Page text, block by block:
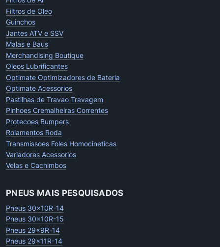
Filtros de Oleo
Guinchos
Jantes ATV e SSV
Malas e Baus
Merchandising Boutique
Oleos Lubrificantes
Optimate Optimizadores de Bateria
Optimate Acessorios
Pastilhas de Travao Travagem
Pinhoes Cremalheiras Correntes
Protecoes Bumpers
Rolamentos Roda
Transmissoes Foles Homocineticas
Variadores Acessorios
Velas e Cachimbos
PNEUS MAIS PESQUISADOS
Pneus 30x10R-14
Pneus 30x10R-15
Pneus 29x9R-14
Pneus 29x11R-14